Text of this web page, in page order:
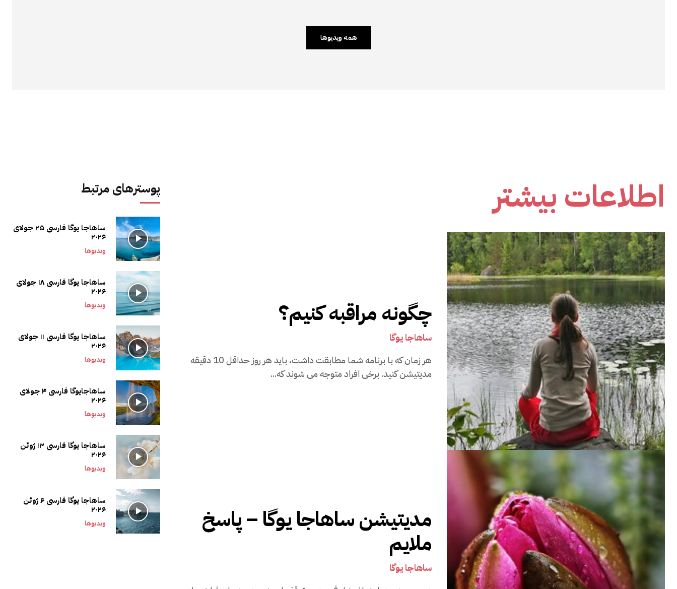
همه ویدیوها
پوسترهای مرتبط
ساهاجا یوگا فارسی ۲۵ جولای
۲۰۲۶
ویدیوها
ساهاجا یوگا فارسی ۱۸ جولای
۲۰۲۶
ویدیوها
ساهاجا یوگا فارسی ۱۱ جولای
۲۰۲۶
ویدیوها
ساهاجایوگا فارسی ۴ جولای
۲۰۲۶
ویدیوها
ساهاجا یوگا فارسی ۱۳ ژوئن
۲۰۲۶
ویدیوها
ساهاجا یوگا فارسی ۶ ژوئن
۲۰۲۶
ویدیوها
اطلاعات بیشتر
چگونه مراقبه کنیم؟
ساهاجا یوگا
هر زمان که با برنامه شما مطابقت داشت، باید هر روز حداقل 10 دقیقه
مدیتیشن کنید. برخی افراد متوجه می شوند که...
مدیتیشن ساهاجا یوگا – پاسخ
ملایم
ساهاجا یوگا